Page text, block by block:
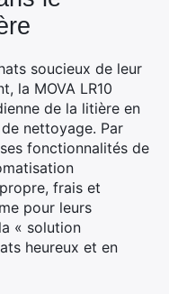
soucieux de leur
la MOVA LR10
de la litière en
nettoyage. Par
fonctionnalités de
frais et
pour leurs
« solution
heureux et en